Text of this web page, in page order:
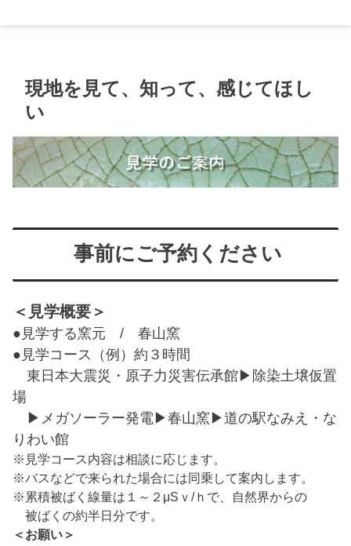
現地を見て、知って、感じてほし
い
事前にご予約ください
＜見学概要＞
●見学する窯元 / 春山窯
●見学コース（例）約３時間
東日本大震災・原子力災害伝承館▶除染土壌仮置
場
▶メガソーラー発電▶春山窯▶道の駅なみえ・な
りわい館
※見学コース内容は相談に応じます。
※バスなどで来られた場合には同乗して案内します。
※累積被ばく線量は１～２μSｖ/ｈで、自然界からの
被ばくの約半日分です。
＜お願い＞